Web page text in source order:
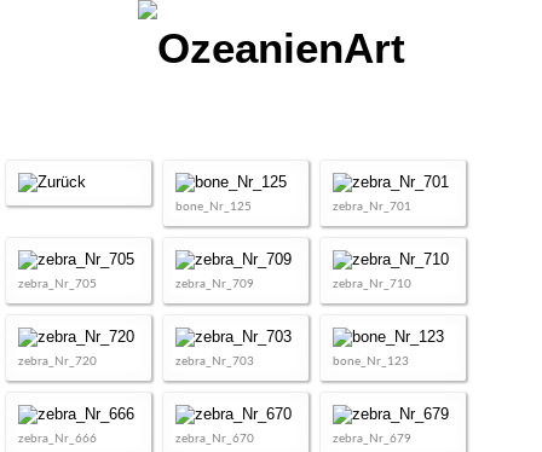
bone_Nr_125 zebra_Nr_701
zebra_Nr_705 zebra_Nr_709 zebra_Nr_710
zebra_Nr_720 zebra_Nr_703 bone_Nr_123
zebra_Nr_666 zebra_Nr_670 zebra_Nr_679